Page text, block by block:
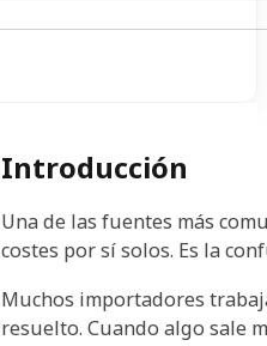
Introducción
Una de las fuentes más
costes por sí solos. Es la
Muchos importadores
resuelto. Cuando algo sale